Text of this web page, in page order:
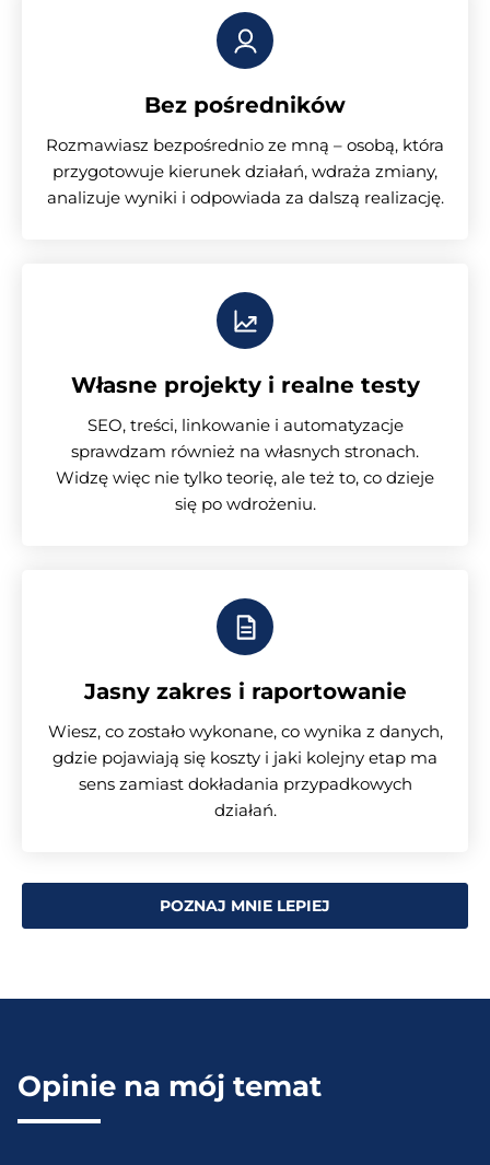
Bez pośredników
Rozmawiasz bezpośrednio ze mną – osobą, która
przygotowuje kierunek działań, wdraża zmiany,
analizuje wyniki i odpowiada za dalszą realizację.
Własne projekty i realne testy
SEO, treści, linkowanie i automatyzacje
sprawdzam również na własnych stronach.
Widzę więc nie tylko teorię, ale też to, co dzieje
się po wdrożeniu.
Jasny zakres i raportowanie
Wiesz, co zostało wykonane, co wynika z danych,
gdzie pojawiają się koszty i jaki kolejny etap ma
sens zamiast dokładania przypadkowych
działań.
POZNAJ MNIE LEPIEJ
Opinie na mój temat